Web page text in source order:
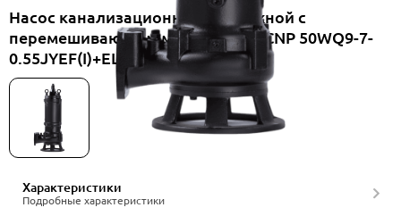
Насос канализационный погружной с
перемешивающим механизмом CNP 50WQ9-7-
0.55JYEF(I)+ELB50WQ
Характеристики
Подробные характеристики